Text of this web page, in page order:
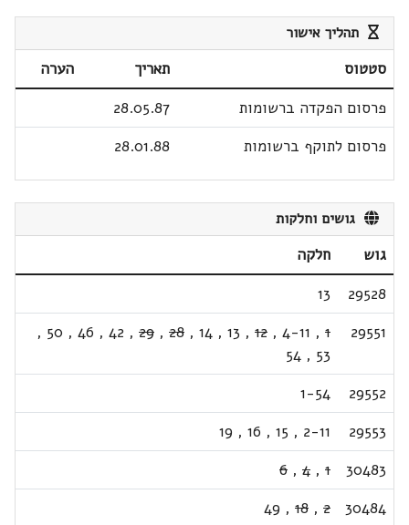
תהליך אישור
סטטוס תאריך
הערה
פרסום הפקדה ברשומות
28.05.87
פרסום לתוקף ברשומות
28.01.88
גושים וחלקות
גוש
חלקה
29528
13
29551
1
,
4-11
,
12
,
13
,
14
,
28
,
29
,
42
,
46
,
50
,
53
,
54
29552
1-54
29553
2-11
,
15
,
16
,
19
30483
1
,
4
,
6
30484
2
,
18
,
49